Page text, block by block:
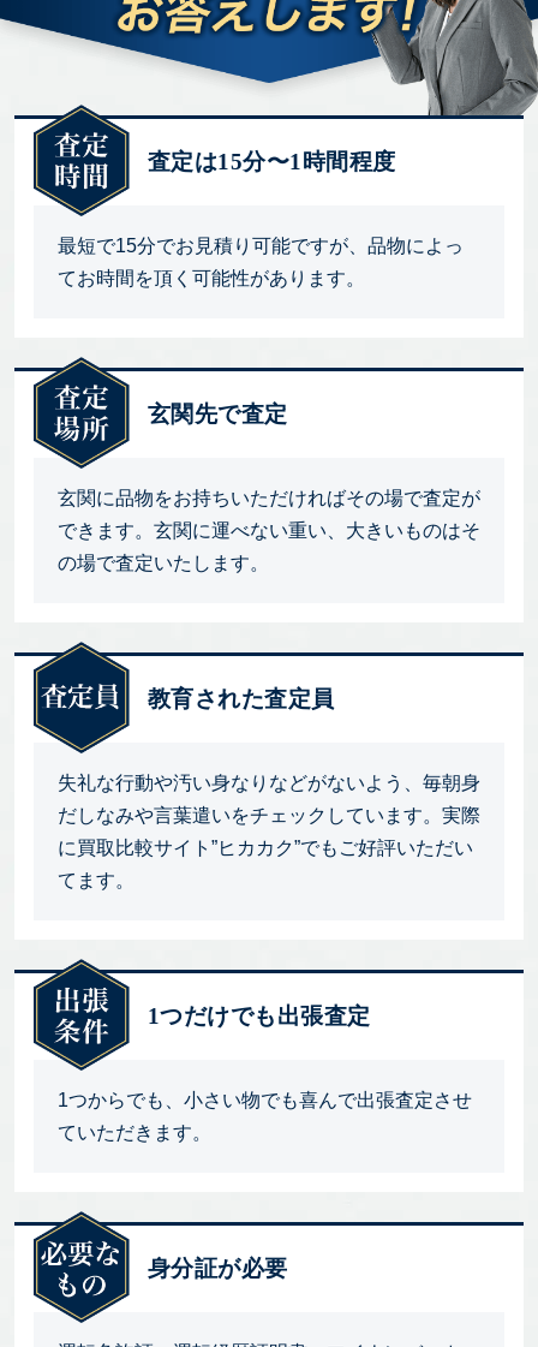
査定は15分〜1時間程度
最短で15分でお見積り可能ですが、品物によっ
てお時間を頂く可能性があります。
玄関先で査定
玄関に品物をお持ちいただければその場で査定が
できます。玄関に運べない重い、大きいものはそ
の場で査定いたします。
教育された査定員
失礼な行動や汚い身なりなどがないよう、毎朝身
だしなみや言葉遣いをチェックしています。実際
に買取比較サイト”ヒカカク”でもご好評いただい
てます。
1つだけでも出張査定
1つからでも、小さい物でも喜んで出張査定させ
ていただきます。
身分証が必要